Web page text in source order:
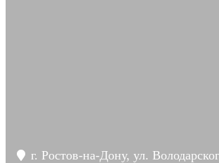
г. Ростов-на-Дону, ул.